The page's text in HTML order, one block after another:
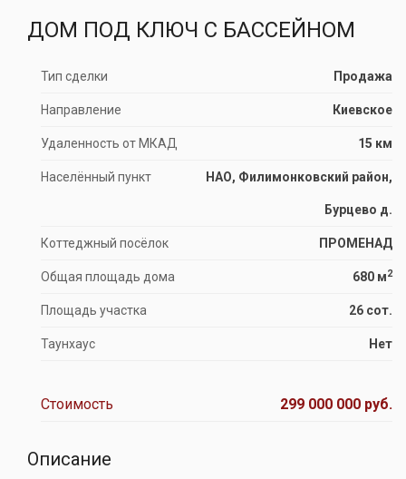
ДОМ ПОД КЛЮЧ С БАССЕЙНОМ
Тип сделки Продажа
Направление Киевское
Удаленность от МКАД 15 км
Населённый пункт НАО, Филимонковский район,
Бурцево д.
Коттеджный посёлок ПРОМЕНАД
Общая площадь дома 680 м2
Площадь участка 26 сот.
Таунхаус Нет
Стоимость 299 000 000 руб.
Описание